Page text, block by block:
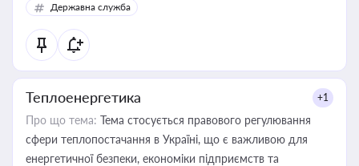
Державна служба
Теплоенергетика +1
Про що тема: Тема стосується правового регулювання
сфери теплопостачання в Україні, що є важливою для
енергетичної безпеки, економіки підприємств та